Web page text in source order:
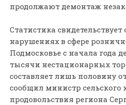
продолжают демонтаж
Статистика
нарушениях в сфере
Подмосковье с начала года
тысячи нестационарных
составляет лишь половину
сообщил министр сельского
продовольствия региона